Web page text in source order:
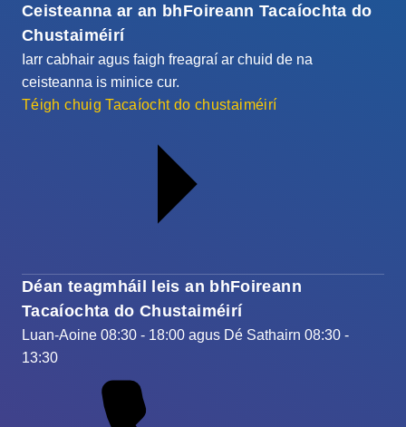
Ceisteanna ar an bhFoireann Tacaíochta do
Chustaiméirí
Iarr cabhair agus faigh freagraí ar chuid de na
ceisteanna is minice cur.
Téigh chuig Tacaíocht do chustaiméirí
Déan teagmháil leis an bhFoireann
Tacaíochta do Chustaiméirí
Luan-Aoine 08:30 - 18:00 agus Dé Sathairn 08:30 -
13:30